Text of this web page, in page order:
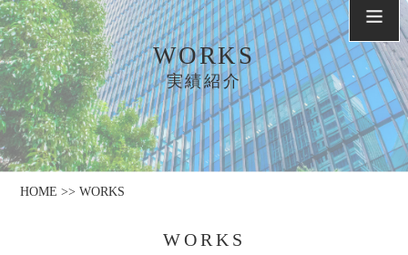
WORKS
実績紹介
HOME >> WORKS
WORKS